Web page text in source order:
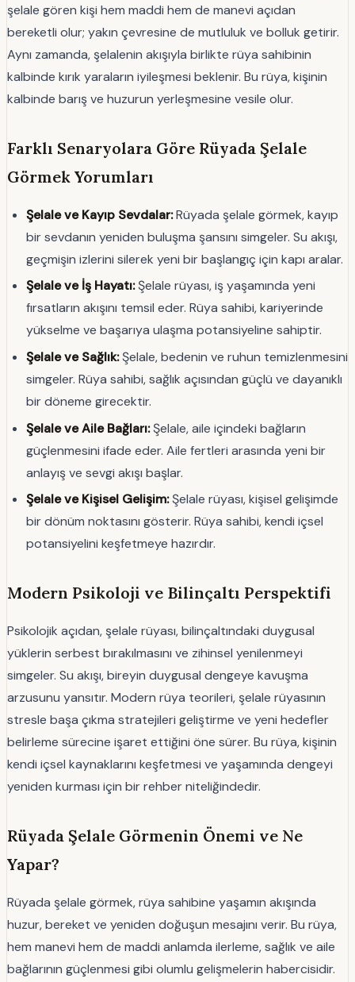
şelale gören kişi hem maddi hem de manevi açıdan
bereketli olur; yakın çevresine de mutluluk ve bolluk getirir.
Aynı zamanda, şelalenin akışıyla birlikte rüya sahibinin
kalbinde kırık yaraların iyileşmesi beklenir. Bu rüya, kişinin
kalbinde barış ve huzurun yerleşmesine vesile olur.
Farklı Senaryolara Göre Rüyada Şelale
Görmek Yorumları
Şelale ve Kayıp Sevdalar:Rüyada şelale görmek, kayıp
bir sevdanın yeniden buluşma şansını simgeler. Su akışı,
geçmişin izlerini silerek yeni bir başlangıç için kapı aralar.
Şelale ve İş Hayatı:Şelale rüyası, iş yaşamında yeni
fırsatların akışını temsil eder. Rüya sahibi, kariyerinde
yükselme ve başarıya ulaşma potansiyeline sahiptir.
Şelale ve Sağlık:Şelale, bedenin ve ruhun temizlenmesini
simgeler. Rüya sahibi, sağlık açısından güçlü ve dayanıklı
bir döneme girecektir.
Şelale ve Aile Bağları:Şelale, aile içindeki bağların
güçlenmesini ifade eder. Aile fertleri arasında yeni bir
anlayış ve sevgi akışı başlar.
Şelale ve Kişisel Gelişim:Şelale rüyası, kişisel gelişimde
bir dönüm noktasını gösterir. Rüya sahibi, kendi içsel
potansiyelini keşfetmeye hazırdır.
Modern Psikoloji ve Bilinçaltı Perspektifi
Psikolojik açıdan, şelale rüyası, bilinçaltındaki duygusal
yüklerin serbest bırakılmasını ve zihinsel yenilenmeyi
simgeler. Su akışı, bireyin duygusal dengeye kavuşma
arzusunu yansıtır. Modern rüya teorileri, şelale rüyasının
stresle başa çıkma stratejileri geliştirme ve yeni hedefler
belirleme sürecine işaret ettiğini öne sürer. Bu rüya, kişinin
kendi içsel kaynaklarını keşfetmesi ve yaşamında dengeyi
yeniden kurması için bir rehber niteliğindedir.
Rüyada Şelale Görmenin Önemi ve Ne
Yapar?
Rüyada şelale görmek, rüya sahibine yaşamın akışında
huzur, bereket ve yeniden doğuşun mesajını verir. Bu rüya,
hem manevi hem de maddi anlamda ilerleme, sağlık ve aile
bağlarının güçlenmesi gibi olumlu gelişmelerin habercisidir.